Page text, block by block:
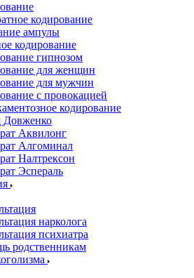
кодирование
ампулы
кодирование
гипнозом
для женщин
для мужчин
с провокацией
кодирование
Довженко
Аквилонг
Алгоминал
Налтрексон
Эспераль
нарколога
психиатра
родственникам